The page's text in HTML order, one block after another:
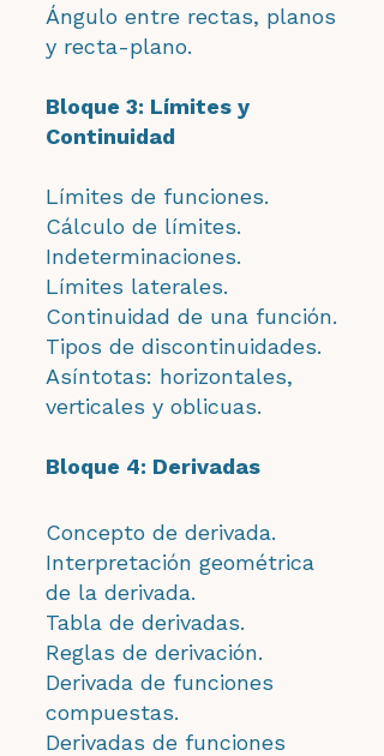
Ángulo entre rectas, planos
y recta-plano.
Bloque 3: Límites y
Continuidad
Límites de funciones.
Cálculo de límites.
Indeterminaciones.
Límites laterales.
Continuidad de una función.
Tipos de discontinuidades.
Asíntotas: horizontales,
verticales y oblicuas.
Bloque 4: Derivadas
Concepto de derivada.
Interpretación geométrica
de la derivada.
Tabla de derivadas.
Reglas de derivación.
Derivada de funciones
compuestas.
Derivadas de funciones